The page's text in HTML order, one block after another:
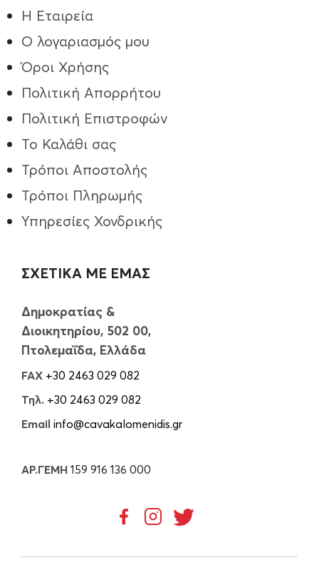
Η Εταιρεία
Ο λογαριασμός μου
Όροι Χρήσης
Πολιτική Απορρήτου
Πολιτική Επιστροφών
Το Καλάθι σας
Τρόποι Aποστολής
Τρόποι Πληρωμής
Υπηρεσίες Χονδρικής
ΣΧΕΤΙΚΑ ΜΕ ΕΜΑΣ
Δημοκρατίας &
Διοικητηρίου, 502 00,
Πτολεμαΐδα, Ελλάδα
FAX +30 2463 029 082
Τηλ. +30 2463 029 082
Email info@cavakalomenidis.gr
ΑΡ.ΓΕΜΗ 159 916 136 000